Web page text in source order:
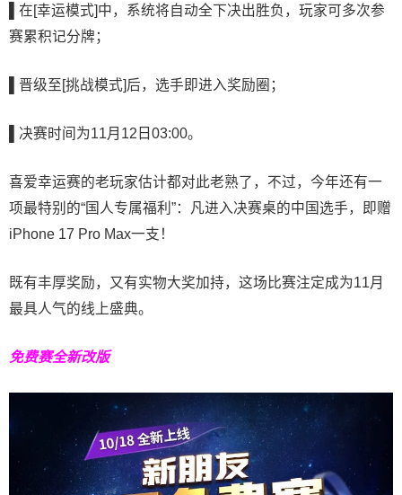
在[幸运模式]中，系统将自动全下决出胜负，玩家可多次参
赛累积记分牌；
晋级至[挑战模式]后，选手即进入奖励圈；
决赛时间为11月12日03:00。
喜爱幸运赛的老玩家估计都对此老熟了，不过，今年还有一
项最特别的“国人专属福利”：凡进入决赛桌的中国选手，即赠
iPhone 17 Pro Max一支！
既有丰厚奖励，又有实物大奖加持，这场比赛注定成为11月
最具人气的线上盛典。
免费赛全新改版